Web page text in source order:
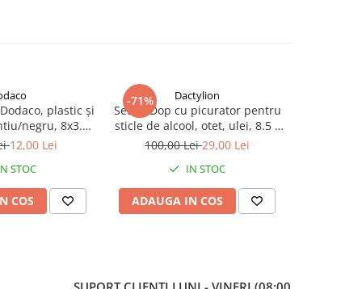
plastic și
negru, 8x3.5
cm12,00 Lei
STOC
COS
-71% Dactylion
Set 5x Dop cu picurator pentru
sticle de alcool, otet, ulei, 8.5 x
3 cm, plastic/cauciuc,
100,00 Lei29,00 Lei
IN STOC
ADAUGA IN COS